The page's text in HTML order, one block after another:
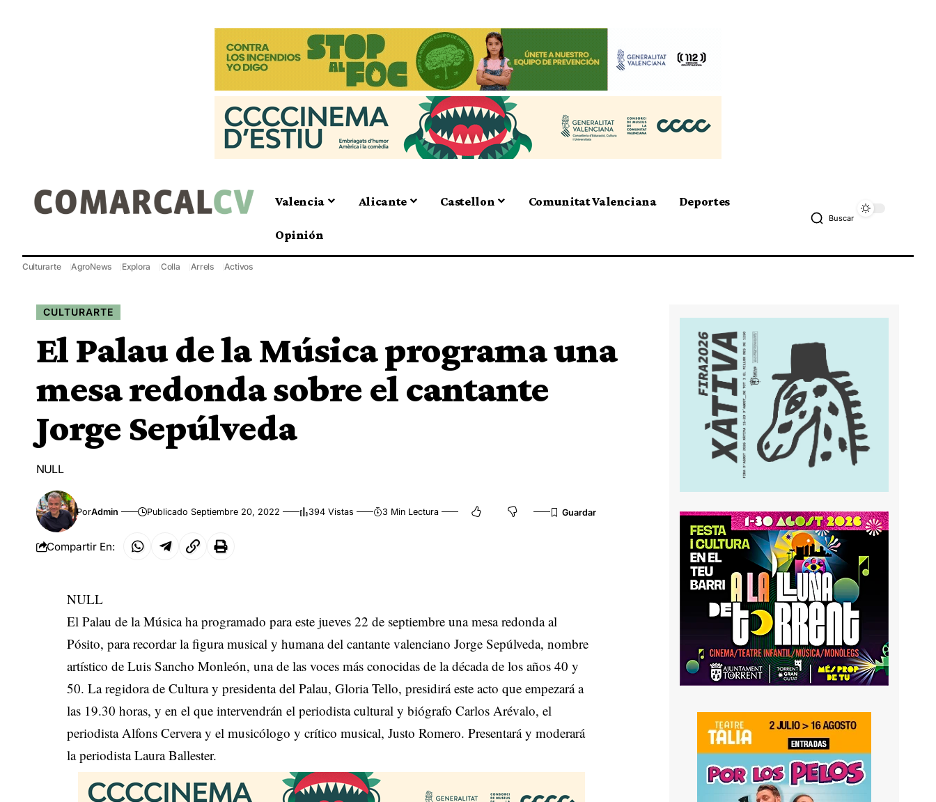
Valencia Alicante Castellon Comunitat Valenciana Deportes
Opinión
Buscar
Culturarte AgroNews Explora Colla Arrels Activos
CULTURARTE
El Palau de la Música programa una
mesa redonda sobre el cantante
Jorge Sepúlveda
NULL
PorAdmin Publicado Septiembre 20, 2022 394 Vistas 3 Min Lectura
Compartir En:
NULL
El Palau de la Música ha programado para este jueves 22 de septiembre una mesa redonda al
Pósito, para recordar la figura musical y humana del cantante valenciano Jorge Sepúlveda, nombre
artístico de Luis Sancho Monleón, una de las voces más conocidas de la década de los años 40 y
50. La regidora de Cultura y presidenta del Palau, Gloria Tello, presidirá este acto que empezará a
las 19.30 horas, y en el que intervendrán el periodista cultural y biógrafo Carlos Arévalo, el
periodista Alfons Cervera y el musicólogo y crítico musical, Justo Romero. Presentará y moderará
la periodista Laura Ballester.